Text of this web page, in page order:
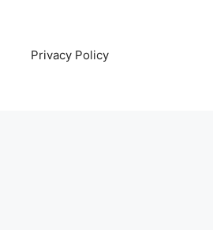
Privacy Policy